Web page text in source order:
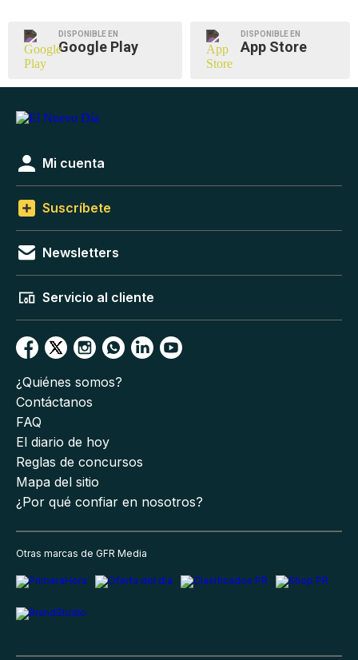
DISPONIBLE EN
Google Play
DISPONIBLE EN
App Store
Mi cuenta
Suscríbete
Newsletters
Servicio al cliente
¿Quiénes somos?
Contáctanos
FAQ
El diario de hoy
Reglas de concursos
Mapa del sitio
¿Por qué confiar en nosotros?
Otras marcas de GFR Media